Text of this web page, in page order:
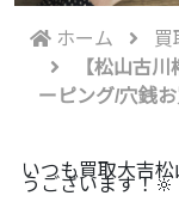
ホーム
買
【松山古
ーピング/穴銭
いつも買取大吉
うございます！🔆